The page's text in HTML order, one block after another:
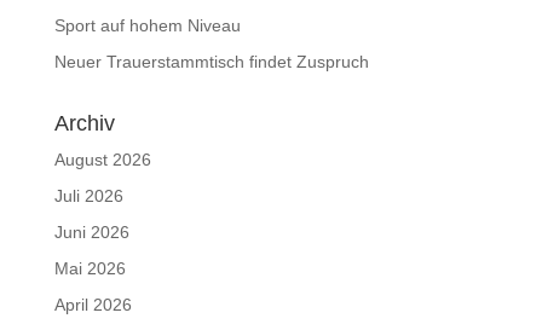
Sport auf hohem Niveau
Neuer Trauerstammtisch findet Zuspruch
Archiv
August 2026
Juli 2026
Juni 2026
Mai 2026
April 2026